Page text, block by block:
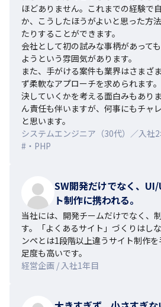
ほどありません。これまでの経験で
か、こうしたほうがよいと思った方
たりすることができます。
会社として初の試みな事柄があって
ようという雰囲気があります。
また、手がける案件も業界はさまざ
ず柔軟なアプローチを求められます
決していくかを考える面白みもあり
ん責任も伴いますが、何事にもチャ
と思います。
システムエンジニア（30代）／入社
#・PHP
SW開発だけでなく、
ト制作に携われる。
当社には、開発チームだけでなく、
す。「よくあるサイト」づくりはし
ンペとは1段階以上違うサイト制作
足度も高いです。
経営企画 / 入社1年目